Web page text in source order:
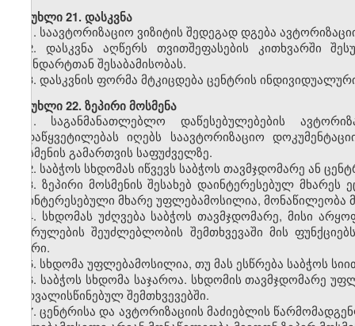
მუხლი21. დასკვნა
1. საავტორიზაციო ვიზიტის შედეგად დგება
2. დასკვნა აღწერს თვითშეფასების კითხვარში
სტანდარტთან შესაბამისობას.
3. დასკვნის ფორმა მტკიცდება ცენტრის
მუხლი22. ზეპირი მოსმენა
1. საგანმანათლებლო დაწესებულებების
გადაწყვეტილებას იღებს საავტორიზაციო
მოსმენის გამართვის საფუძველზე.
2. საბჭოს სხდომას იწვევს საბჭოს თავმჯდომარე ან
3. ზეპირი მოსმენის შესახებ დაინტერესებულ
დაინტერესებული მხარე უფლებამოსილია, მონაწილეობა
4. სხდომას უძღვება საბჭოს თავმჯდომარე, მისი
შესრულების შეუძლებლობის შემთხვევაში მის
წევრი.
5. სხდომა უფლებამოსილია, თუ მას ესწრება საბჭოს
6. საბჭოს სხდომა საჯაროა. სხდომის თავმჯდომარე
გათვალისწინებულ შემთხვევებში.
7. ცენტრისა და ავტორიზაციის მაძიებლის